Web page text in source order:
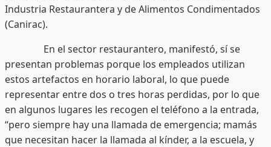
Industria Restaurantera y de Alimentos Condimentados
(Canirac).
En el sector restaurantero, manifestó, sí se
presentan problemas porque los empleados utilizan
estos artefactos en horario laboral, lo que puede
representar entre dos o tres horas perdidas, por lo que
en algunos lugares les recogen el teléfono a la entrada,
“pero siempre hay una llamada de emergencia; mamás
que necesitan hacer la llamada al kínder, a la escuela, y